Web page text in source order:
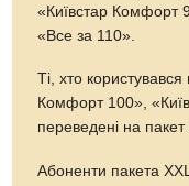
«Київстар Комфорт
«Все за 110».
Ті, хто
Комфорт 100»,
переведені на
Абоненти пакета